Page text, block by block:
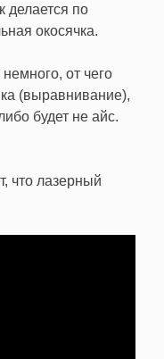
делается по
окосячка.
от чего
(выравнивание),
будет не айс.
что лазерный